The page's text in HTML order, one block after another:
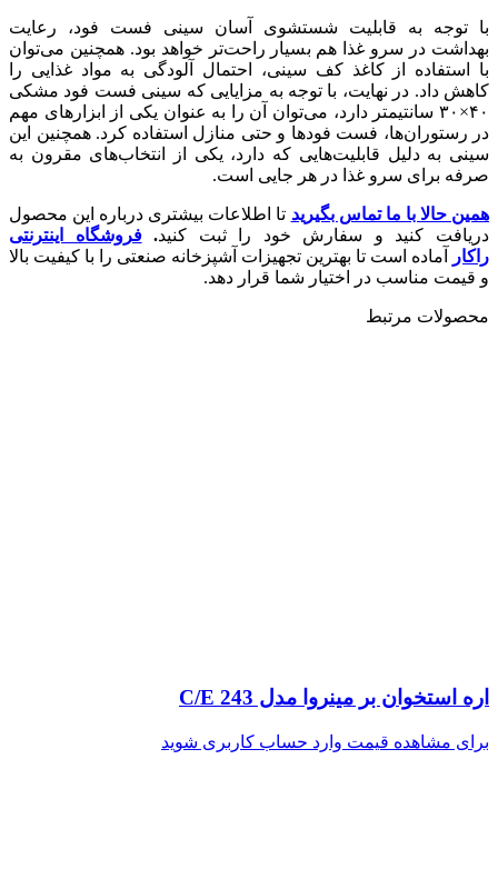
با توجه به قابلیت شستشوی آسان سینی فست فود، رعایت
بهداشت در سرو غذا هم بسیار راحت‌تر خواهد بود. همچنین می‌توان
با استفاده از کاغذ کف سینی، احتمال آلودگی به مواد غذایی را
کاهش داد. در نهایت، با توجه به مزایایی که سینی فست فود مشکی
۴۰×۳۰ سانتیمتر دارد، می‌توان آن را به عنوان یکی از ابزارهای مهم
در رستوران‌ها، فست فودها و حتی منازل استفاده کرد. همچنین این
سینی به دلیل قابلیت‌هایی که دارد، یکی از انتخاب‌های مقرون به
صرفه برای سرو غذا در هر جایی است.
همین حالا با ما تماس بگیرید تا اطلاعات بیشتری درباره این محصول
دریافت کنید و سفارش خود را ثبت کنید.فروشگاه اینترنتی
راکار
آماده است تا بهترین تجهیزات آشپزخانه صنعتی را با کیفیت بالا
و قیمت مناسب در اختیار شما قرار دهد.
محصولات مرتبط
اره استخوان بر مینروا مدل C/E 243
برای مشاهده قیمت وارد حساب کاربری شوید